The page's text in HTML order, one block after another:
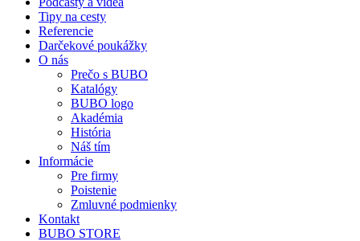
Tipy na cesty
Referencie
Darčekové poukážky
O nás
Prečo s BUBO
Katalógy
BUBO logo
Akadémia
História
Náš tím
Informácie
Pre firmy
Poistenie
Zmluvné podmienky
Kontakt
BUBO STORE